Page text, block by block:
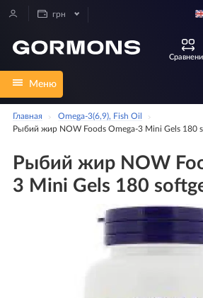
грн
Меню
Главная
Omega-3(6,9), Fish Oil
Рыбий жир NOW Foods Omega-3 Mini Gels 180
Рыбий жир NOW
3 Mini Gels 180